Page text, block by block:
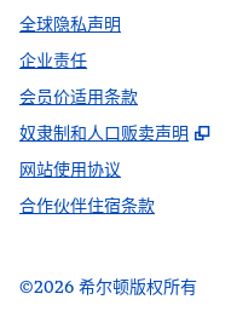
全球隐私声明
企业责任
会员价适用条款
奴隶制和人口贩卖声明
,
网站使用协议
合作伙伴住宿条款
©2026 希尔顿版权所有